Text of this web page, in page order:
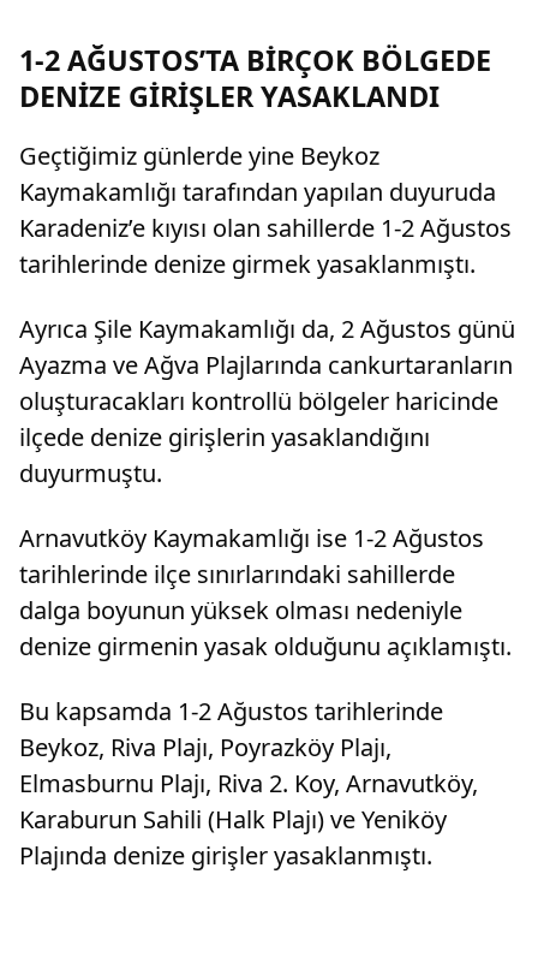
lira tazminat ödemesine karar verildi.
1-2 AĞUSTOS’TA BİRÇOK BÖLGEDE
DENİZE GİRİŞLER YASAKLANDI
Geçtiğimiz günlerde yine Beykoz
Kaymakamlığı tarafından yapılan duyuruda
Karadeniz’e kıyısı olan sahillerde 1-2 Ağustos
tarihlerinde denize girmek yasaklanmıştı.
Ayrıca Şile Kaymakamlığı da, 2 Ağustos günü
Ayazma ve Ağva Plajlarında cankurtaranların
oluşturacakları kontrollü bölgeler haricinde
ilçede denize girişlerin yasaklandığını
duyurmuştu.
Arnavutköy Kaymakamlığı ise 1-2 Ağustos
tarihlerinde ilçe sınırlarındaki sahillerde
dalga boyunun yüksek olması nedeniyle
denize girmenin yasak olduğunu açıklamıştı.
Bu kapsamda 1-2 Ağustos tarihlerinde
Beykoz, Riva Plajı, Poyrazköy Plajı,
Elmasburnu Plajı, Riva 2. Koy, Arnavutköy,
Karaburun Sahili (Halk Plajı) ve Yeniköy
Plajında denize girişler yasaklanmıştı.